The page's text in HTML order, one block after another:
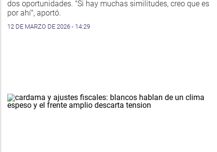
dos oportunidades. "Si hay muchas similitudes, creo que es
por ahí", aportó.
12 DE MARZO DE 2026 - 14:29